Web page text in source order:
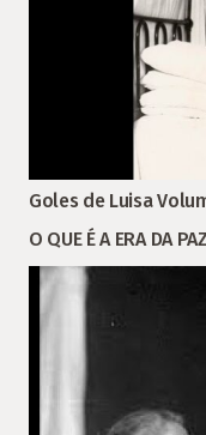
Goles de Luisa
O QUE É A ERA DA